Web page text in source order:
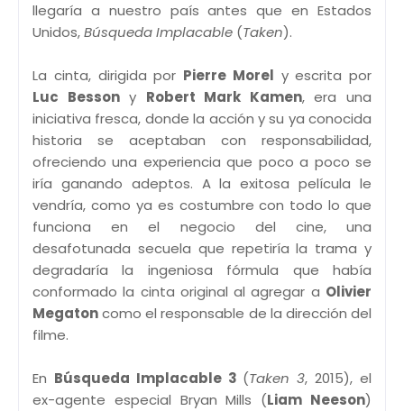
llegaría a nuestro país antes que en Estados
Unidos,Búsqueda Implacable (Taken).
La cinta, dirigida por Pierre Morel y escrita por
Luc Bessony Robert Mark Kamen, era una
iniciativa fresca, donde la acción y su ya conocida
historia se aceptaban con responsabilidad,
ofreciendo una experiencia que poco a poco se
iría ganando adeptos. A la exitosa película le
vendría, como ya es costumbre con todo lo que
funciona en el negocio del cine, una
desafotunada secuela que repetiría la trama y
degradaría la ingeniosa fórmula que había
conformado la cinta original al agregar a Olivier
Megatoncomo el responsable de la dirección del
filme.
En Búsqueda Implacable 3 (Taken 3, 2015), el
ex-agente especial Bryan Mills (Liam Neeson)